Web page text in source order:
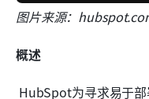
图片来源：
概述